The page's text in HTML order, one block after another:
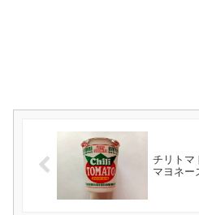
チリトマ
マヨネー